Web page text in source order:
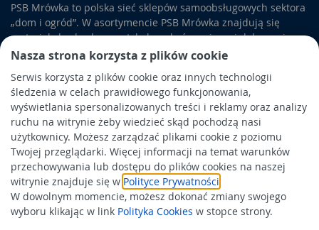
Nasza strona korzysta z plików cookie
Serwis korzysta z plików cookie oraz innych technologii
śledzenia w celach prawidłowego funkcjonowania,
wyświetlania spersonalizowanych treści i reklamy oraz analizy
ruchu na witrynie żeby wiedzieć skąd pochodzą nasi
użytkownicy. Możesz zarządzać plikami cookie z poziomu
Twojej przeglądarki. Więcej informacji na temat warunków
przechowywania lub dostępu do plików cookies na naszej
witrynie znajduje się w Polityce Prywatności
W dowolnym momencie, możesz dokonać zmiany swojego
wyboru klikając w link Polityka Cookies w stopce strony.
PSB Mrówka to polska sieć sklepów samoobsługowych sektora
„dom i ogród”. W asortymencie PSB Mrówka znajdują się
materiały budowlane, artykuły wykończeniowe i dekoracyjne,
wyposażenie łazienek i kuchni, elektronarzędzia, a także
artykuły związane z ogrodem i otoczeniem domu.
Obowiązek informacyjny
Polityka prywatności
Polityka Cookies
Odbiór zużytego sprzętu
Wspierają nas: